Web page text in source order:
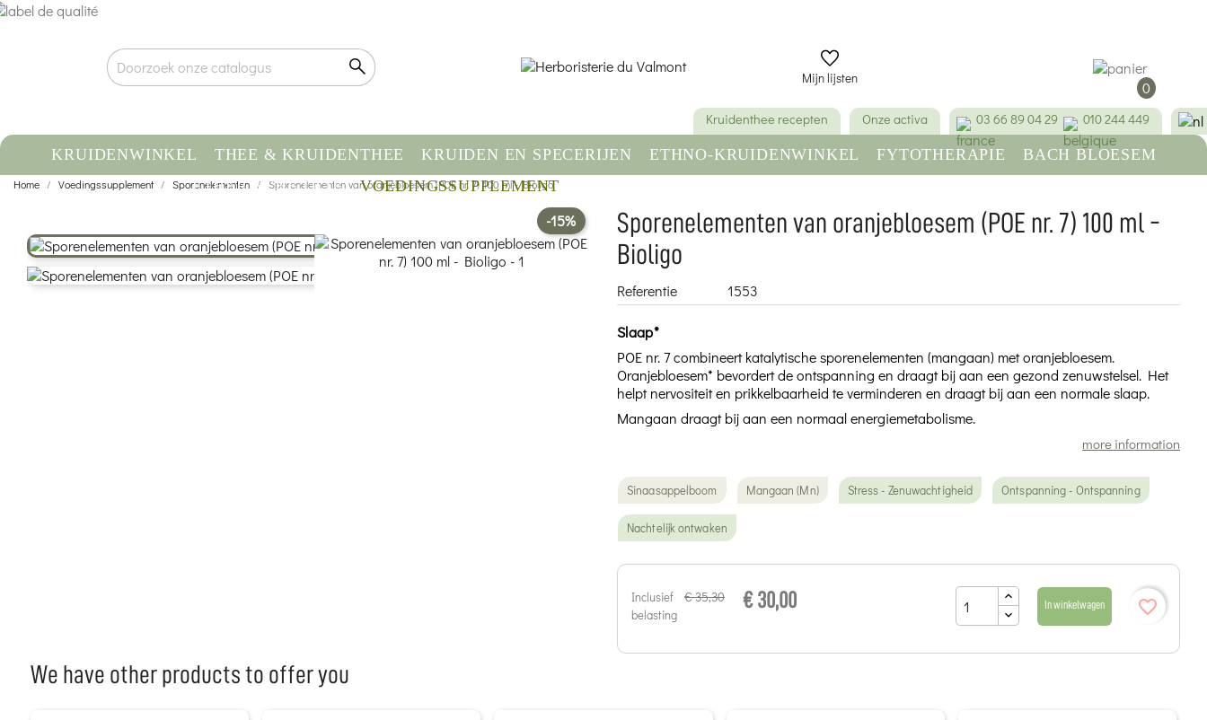
Mijn lijsten 0
Kruidenthee recepten Onze activa 03 66 89 04 29 010 244 449
KRUIDENWINKEL THEE & KRUIDENTHEE KRUIDEN EN SPECERIJEN ETHNO-KRUIDENWINKEL FYTOTHERAPIE
BACH BLOESEM
ETHERISCHE OLIE
VOEDINGSSUPPLEMENT
Home Voedingssupplement Sporenelementen Sporenelementen van oranjebloesem (POE nr. 7) 100 ml - Bioligo
-15%
Sporenelementen van oranjebloesem (POE nr. 7) 100 ml -
Bioligo
Referentie 1553
Slaap*
POE nr. 7 combineert katalytische sporenelementen (mangaan) met oranjebloesem.
Oranjebloesem* bevordert de ontspanning en draagt bij aan een gezond zenuwstelsel. Het
helpt nervositeit en prikkelbaarheid te verminderen en draagt bij aan een normale slaap.
Mangaan draagt bij aan een normaal energiemetabolisme.
more information
Sinaasappelboom Mangaan (Mn) Stress - Zenuwachtigheid Ontspanning - Ontspanning
Nachtelijk ontwaken
Inclusief
belasting
€ 35,30 € 30,00 In winkelwagen favorite_border
We have other products to offer you